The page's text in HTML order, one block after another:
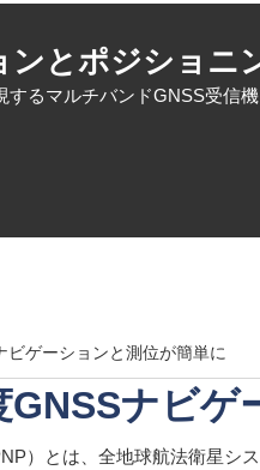
ンとポジショニ
するマルチバンドGNSS受信機
ビゲーションと測位が簡単に
ナビゲ
）とは、全地球航法衛星シ